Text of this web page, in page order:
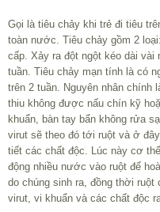
Gọi là tiêu chảy khi trẻ đi tiêu
toàn nước. Tiêu chảy gồm 2
cấp. Xảy ra đột ngột kéo dài vài
tuần. Tiêu chảy mạn tính là có
trên 2 tuần. Nguyên nhân chính
thiu không được nấu chín kỹ
khuẩn, bàn tay bẩn không rửa
virut sẽ theo đó tới ruột và ở
tiết các chất độc. Lúc này cơ
động nhiều nước vào ruột để
do chúng sinh ra, đồng thời
virut, vi khuẩn và các chất độc